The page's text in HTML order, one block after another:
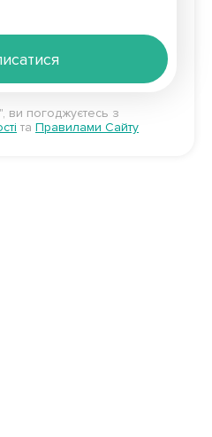
ви погоджуєтесь з
та Правилами Сайту